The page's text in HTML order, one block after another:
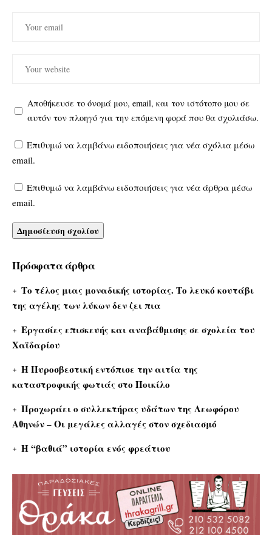
Αποθήκευσε το όνομά μου, email, και τον ιστότοπο μου σε
αυτόν τον πλοηγό για την επόμενη φορά που θα σχολιάσω.
Επιθυμώ να λαμβάνω ειδοποιήσεις για νέα σχόλια μέσω
email.
Επιθυμώ να λαμβάνω ειδοποιήσεις για νέα άρθρα μέσω
email.
Πρόσφατα άρθρα
Το τέλος μιας μοναδικής ιστορίας. Το λευκό κουτάβι
της αγέλης των λύκων δεν ζει πια
Εργασίες επισκευής και αναβάθμισης σε σχολεία του
Χαϊδαρίου
Η Πυροσβεστική εντόπισε την αιτία της
καταστροφικής φωτιάς στο Ποικίλο
Προχωράει ο συλλεκτήρας υδάτων της Λεωφόρου
Αθηνών – Οι μεγάλες αλλαγές στον σχεδιασμό
Η “βαθιά” ιστορία ενός φρεάτιου